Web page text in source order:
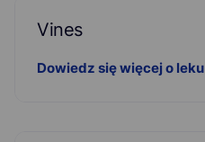
Vines
Dowiedz się więcej o leku